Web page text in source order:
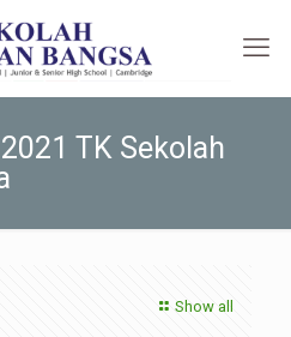
TK Sekolah
Show all